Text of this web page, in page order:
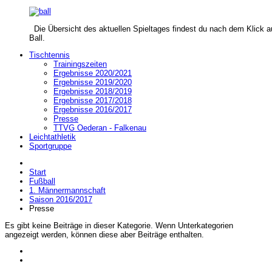
Die Übersicht des aktuellen Spieltages findest du nach dem Klick
Ball.
Tischtennis
Trainingszeiten
Ergebnisse 2020/2021
Ergebnisse 2019/2020
Ergebnisse 2018/2019
Ergebnisse 2017/2018
Ergebnisse 2016/2017
Presse
TTVG Oederan - Falkenau
Leichtathletik
Sportgruppe
Start
Fußball
1. Männermannschaft
Saison 2016/2017
Presse
Es gibt keine Beiträge in dieser Kategorie. Wenn Unterkategorien
angezeigt werden, können diese aber Beiträge enthalten.